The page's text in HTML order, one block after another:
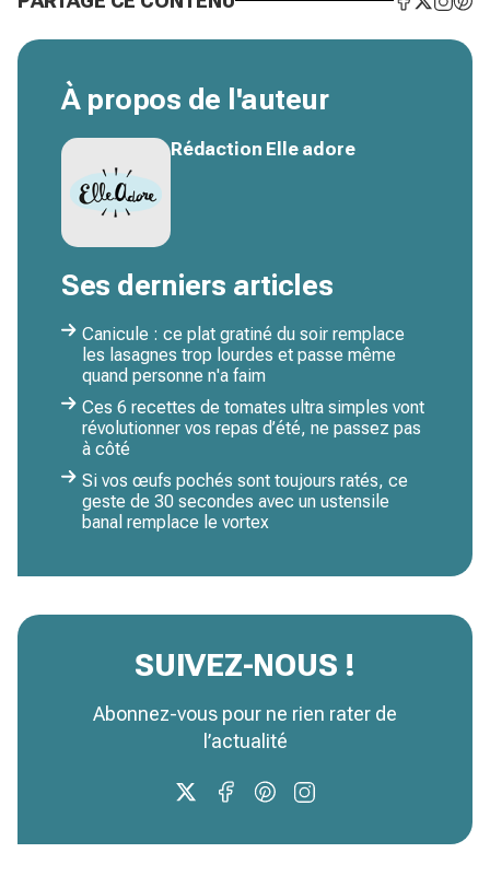
À propos de l'auteur
Rédaction Elle adore
Ses derniers articles
Canicule : ce plat gratiné du soir remplace
les lasagnes trop lourdes et passe même
quand personne n'a faim
Ces 6 recettes de tomates ultra simples vont
révolutionner vos repas d’été, ne passez pas
à côté
Si vos œufs pochés sont toujours ratés, ce
geste de 30 secondes avec un ustensile
banal remplace le vortex
SUIVEZ-NOUS !
Abonnez-vous pour ne rien rater de
l’actualité